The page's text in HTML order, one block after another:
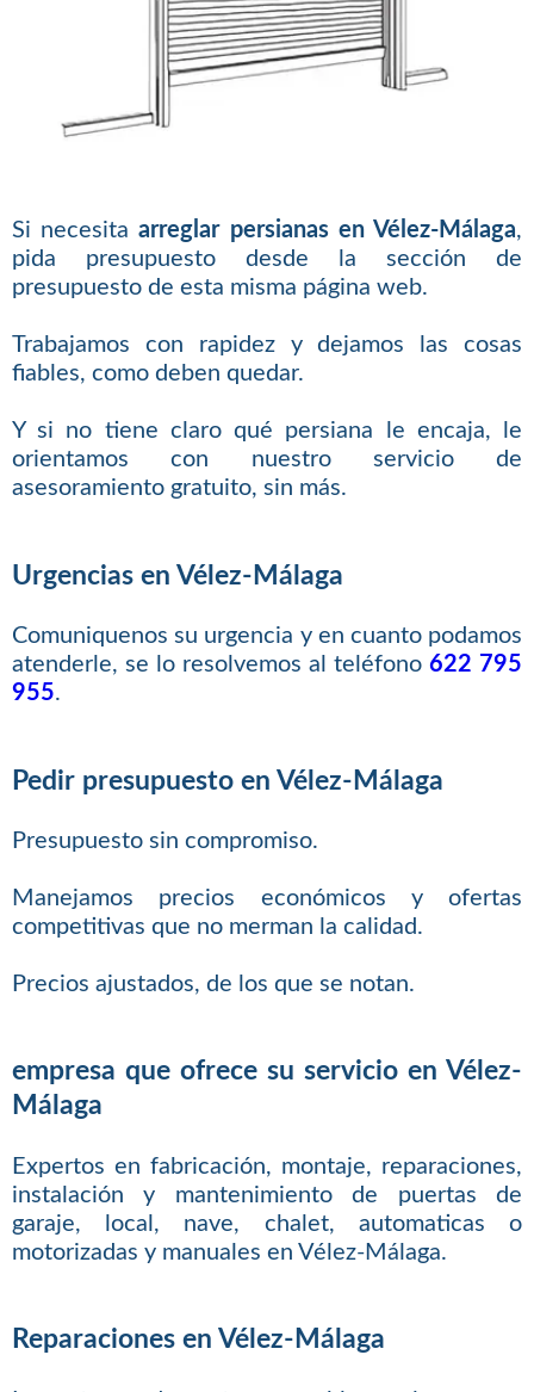
Si necesitaarreglar persianas en Vélez-Málaga,
pida presupuesto desde la sección de
presupuesto de esta misma página web.
Trabajamos con rapidez y dejamos las cosas
fiables, como deben quedar.
Y si no tiene claro qué persiana le encaja, le
orientamos con nuestro servicio de
asesoramiento gratuito, sin más.
Urgencias en Vélez-Málaga
Comuniquenos su urgencia y en cuanto podamos
atenderle, se lo resolvemos al teléfono622 795
955.
Pedir presupuesto en Vélez-Málaga
Presupuesto sin compromiso.
Manejamos precios económicos y ofertas
competitivas que no merman la calidad.
Precios ajustados, de los que se notan.
empresa que ofrece su servicio en Vélez-
Málaga
Expertos en fabricación, montaje, reparaciones,
instalación y mantenimiento de puertas de
garaje, local, nave, chalet, automaticas o
motorizadas y manuales en Vélez-Málaga.
Reparaciones en Vélez-Málaga